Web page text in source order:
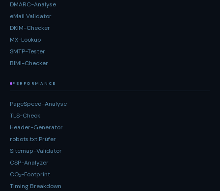
DMARC-Analyse
eMail Validator
DKIM-Checker
MX-Lookup
SMTP-Tester
BIMI-Checker
PERFORMANCE
PageSpeed-Analyse
TLS-Check
Header-Generator
robots.txt Prüfer
Sitemap-Validator
CSP-Analyzer
CO₂-Footprint
Timing Breakdown